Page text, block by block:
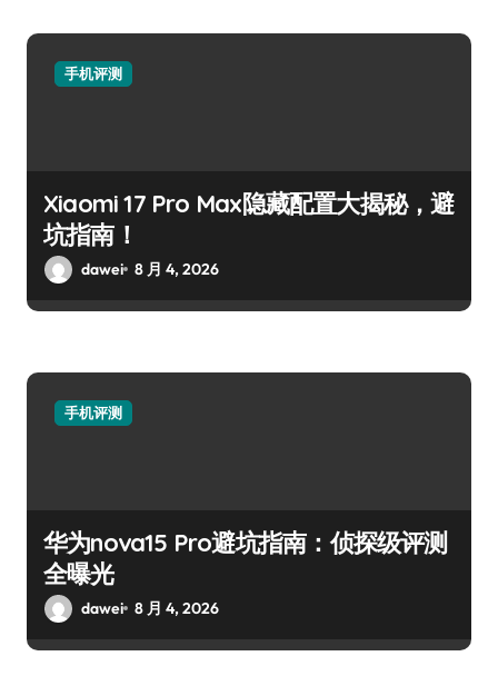
手机评测
Xiaomi 17 Pro Max隐藏配置大揭秘，避
坑指南！
dawei 8 月 4, 2026
手机评测
华为nova15 Pro避坑指南：侦探级评测
全曝光
dawei 8 月 4, 2026